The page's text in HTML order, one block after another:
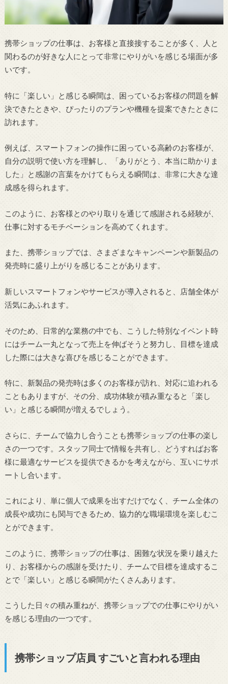
携帯ショップの仕事は、お客様と直接接することが多く、人と
関わるのが好きな人にとって非常にやりがいを感じる場面が多
いです。
特に「楽しい」と感じる瞬間は、困っているお客様の問題を解
決できたときや、ぴったりのプランや機種を提案できたときに
訪れます。
例えば、スマートフォンの操作に困っている高齢のお客様が、
自分の説明で使い方を理解し、「ありがとう、本当に助かりま
した」と感謝の言葉をかけてもらえる瞬間は、非常に大きな達
成感を得られます。
このように、お客様とのやり取りを通じて感謝される経験が、
仕事に対するモチベーションを高めてくれます。
また、携帯ショップでは、さまざまなキャンペーンや新製品の
発売時に盛り上がりを感じることがあります。
新しいスマートフォンやサービスが導入されると、店舗全体が
活気にあふれます。
そのため、日常的な業務の中でも、こうした特別なイベント時
にはチーム一丸となって売上を伸ばそうと努力し、目標を達成
した際には大きな喜びを感じることができます。
特に、新製品の発売時は多くのお客様が訪れ、対応に追われる
こともありますが、その分、成功体験が積み重なると「楽し
い」と感じる瞬間が増えるでしょう。
さらに、チームで協力し合うことも携帯ショップの仕事の楽し
さの一つです。スタッフ同士で情報を共有し、どうすればお客
様に最適なサービスを提供できるかを考えながら、互いにサポ
ートし合います。
これにより、単に個人で成果を出すだけでなく、チーム全体の
成長や成功にも関与できるため、協力的な職場環境を楽しむこ
とができます。
このように、携帯ショップの仕事は、困難な状況を乗り越えた
り、お客様からの感謝を受けたり、チームで目標を達成するこ
とで「楽しい」と感じる瞬間がたくさんあります。
こうした日々の積み重ねが、携帯ショップでの仕事にやりがい
を感じる理由の一つです。
携帯ショップ店員 すごいと言われる理由